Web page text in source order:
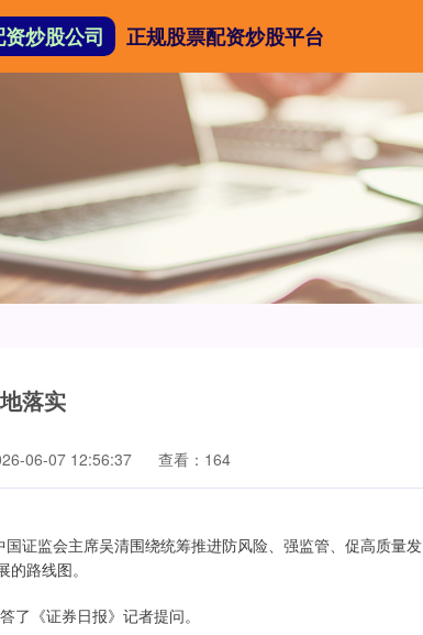
炒股公司 正规股票配资炒股平台
落实
06-07 12:56:37 查看：164
监会主席吴清围绕统筹推进防风险、强监管、促高质量发
路线图。
《证券日报》记者提问。